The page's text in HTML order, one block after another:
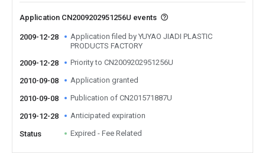
Application CN2009202951256U events
2009-12-28
Application filed by YUYAO JIADI PLASTIC
PRODUCTS FACTORY
2009-12-28
Priority to CN2009202951256U
2010-09-08 Application granted
2010-09-08 Publication of CN201571887U
2019-12-28 Anticipated expiration
Status Expired - Fee Related